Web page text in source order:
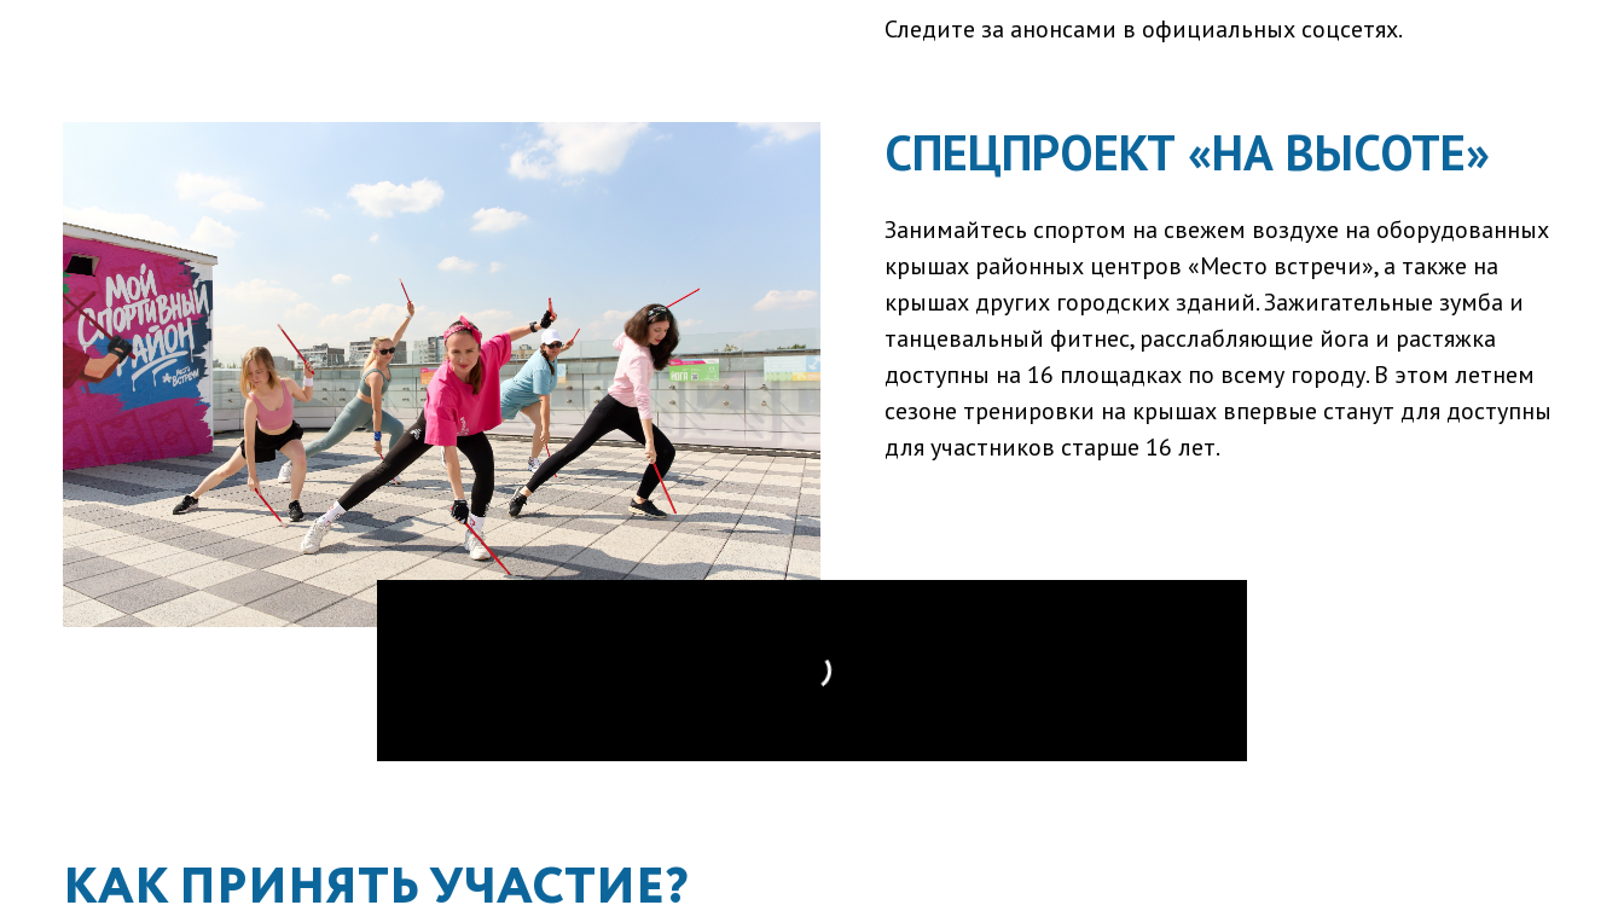
Следите за анонсами в официальных соцсетях.
CПЕЦПРОЕКТ «НА ВЫСОТЕ»
Занимайтесь спортом на свежем воздухе на оборудованных
крышах районных центров «Место встречи», а также на
крышах других городских зданий. Зажигательные зумба и
танцевальный фитнес, расслабляющие йога и растяжка
доступны на 16 площадках по всему городу. В этом летнем
сезоне тренировки на крышах впервые станут для доступны
для участников старше 16 лет.
КАК ПРИНЯТЬ УЧАСТИЕ?